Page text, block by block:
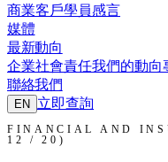
商業客戶學員感言
媒體
最新動向
企業社會責任我們的動向
聯絡我們
EN 立即查詢
FINANCIAL AND
12 / 20)